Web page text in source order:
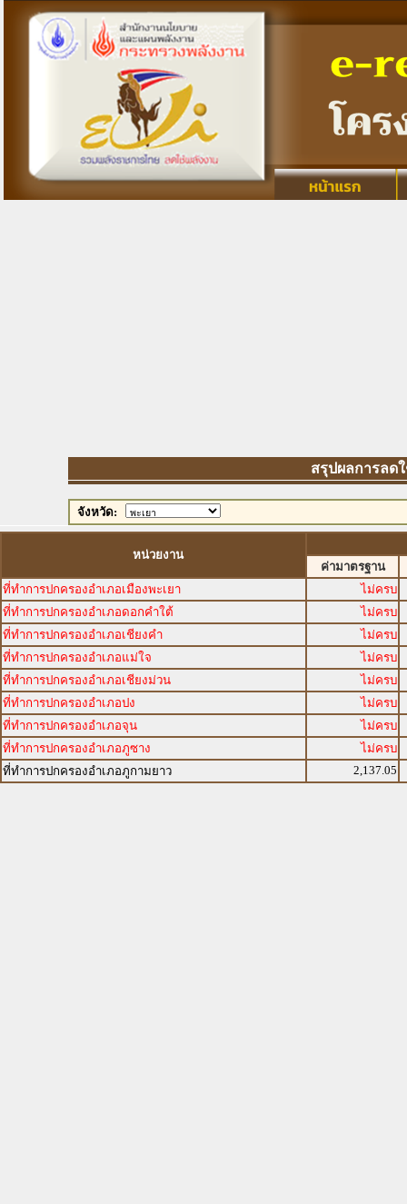
สรุปผลการลดใ
จังหวัด:
หน่วยงาน
ค่ามาตรฐาน
ที่ทำการปกครองอำเภอเมืองพะเยา
ไม่ครบ
ที่ทำการปกครองอำเภอดอกคำใต้
ไม่ครบ
ที่ทำการปกครองอำเภอเชียงคำ
ไม่ครบ
ที่ทำการปกครองอำเภอแม่ใจ
ไม่ครบ
ที่ทำการปกครองอำเภอเชียงม่วน
ไม่ครบ
ที่ทำการปกครองอำเภอปง
ไม่ครบ
ที่ทำการปกครองอำเภอจุน
ไม่ครบ
ที่ทำการปกครองอำเภอภูซาง
ไม่ครบ
ที่ทำการปกครองอำเภอภูกามยาว
2,137.05